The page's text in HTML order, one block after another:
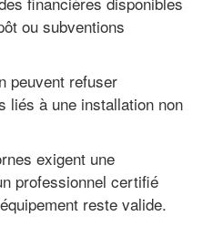
ou subventions
peuvent refuser
liés à une installation non
exigent une
professionnel certifié
reste valide.